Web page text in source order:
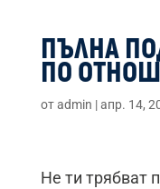
ПЪЛНА
ПО
отadmin |апр. 14,
Не ти трябват